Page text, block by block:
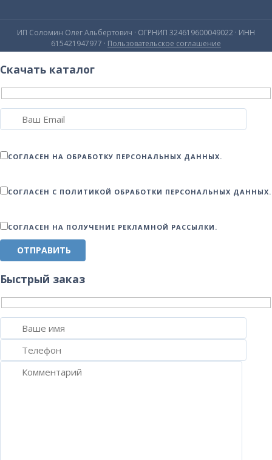
ИП Соломин Олег Альбертович · ОГРНИП 324619600049022 · ИНН
615421947977 · Пользовательское соглашение
Скачать каталог
СОГЛАСЕН НА ОБРАБОТКУ ПЕРСОНАЛЬНЫХ ДАННЫХ.
СОГЛАСЕН С ПОЛИТИКОЙ ОБРАБОТКИ ПЕРСОНАЛЬНЫХ ДАННЫХ.
СОГЛАСЕН НА ПОЛУЧЕНИЕ РЕКЛАМНОЙ РАССЫЛКИ.
ОТПРАВИТЬ
Быстрый заказ